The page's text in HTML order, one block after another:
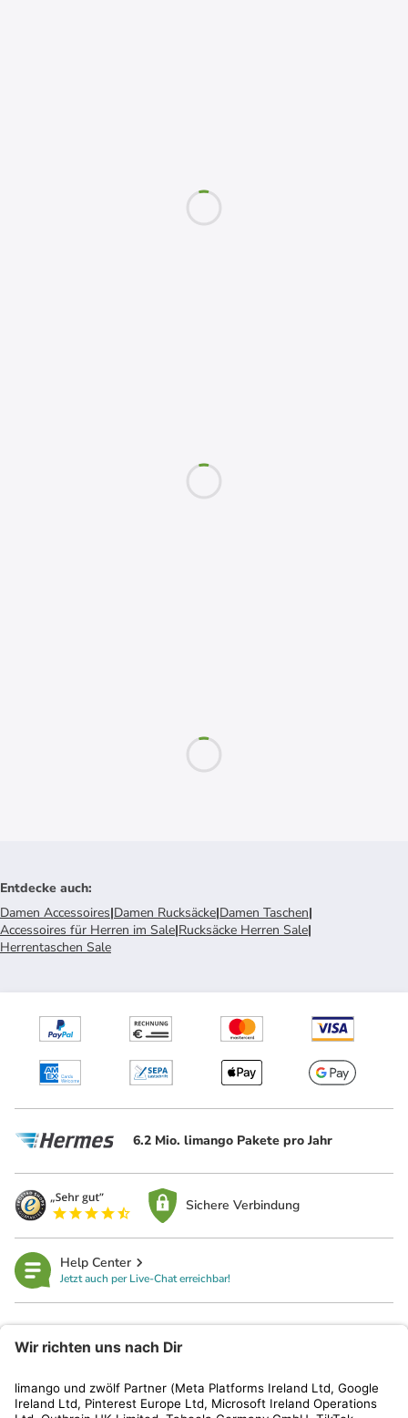
Entdecke auch:
Damen Accessoires|Damen Rucksäcke|Damen Taschen|
Accessoires für Herren im Sale|Rucksäcke Herren Sale|
Herrentaschen Sale
6.2 Mio. limango Pakete pro Jahr
Sichere Verbindung
Help Center
Jetzt auch per Live-Chat erreichbar!